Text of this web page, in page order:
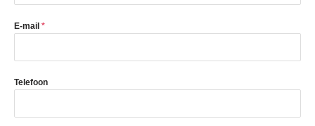
E-mail *
Telefoon